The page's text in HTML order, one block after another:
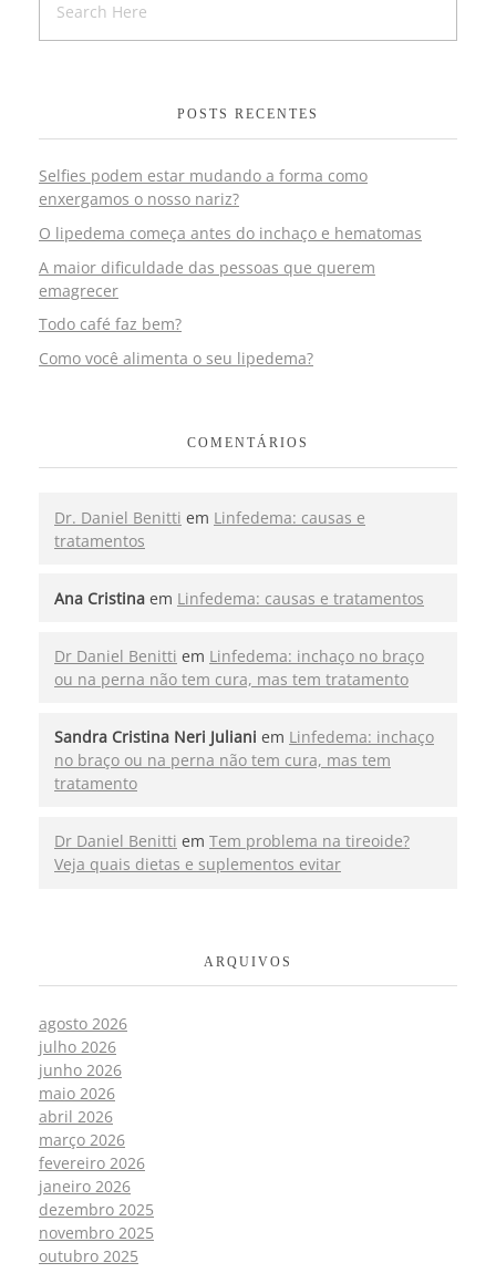
POSTS RECENTES
Selfies podem estar mudando a forma como
enxergamos o nosso nariz?
O lipedema começa antes do inchaço e hematomas
A maior dificuldade das pessoas que querem
emagrecer
Todo café faz bem?
Como você alimenta o seu lipedema?
COMENTÁRIOS
Dr. Daniel Benitti em Linfedema: causas e
tratamentos
Ana Cristina em Linfedema: causas e tratamentos
Dr Daniel Benitti em Linfedema: inchaço no braço
ou na perna não tem cura, mas tem tratamento
Sandra Cristina Neri Juliani em Linfedema: inchaço
no braço ou na perna não tem cura, mas tem
tratamento
Dr Daniel Benitti em Tem problema na tireoide?
Veja quais dietas e suplementos evitar
ARQUIVOS
agosto 2026
julho 2026
junho 2026
maio 2026
abril 2026
março 2026
fevereiro 2026
janeiro 2026
dezembro 2025
novembro 2025
outubro 2025